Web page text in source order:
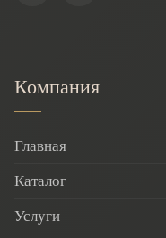
Компания
Главная
Каталог
Услуги